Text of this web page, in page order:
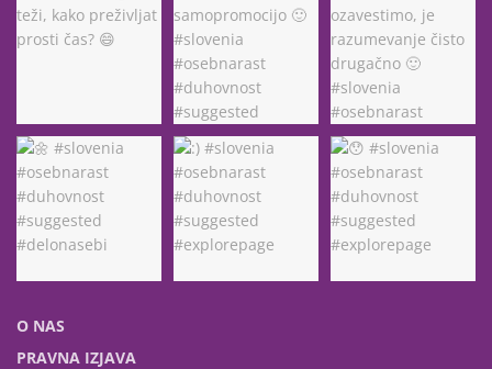
O NAS
PRAVNA IZJAVA